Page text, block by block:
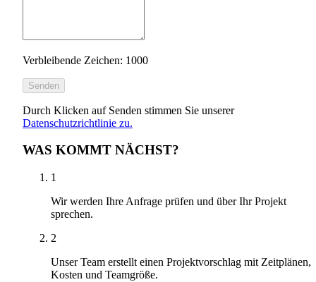
Verbleibende Zeichen: 1000
Senden
Durch Klicken auf Senden stimmen Sie unserer
Datenschutzrichtlinie zu.
WAS KOMMT NÄCHST?
1
Wir werden Ihre Anfrage prüfen und über Ihr Projekt
sprechen.
2
Unser Team erstellt einen Projektvorschlag mit Zeitplänen,
Kosten und Teamgröße.